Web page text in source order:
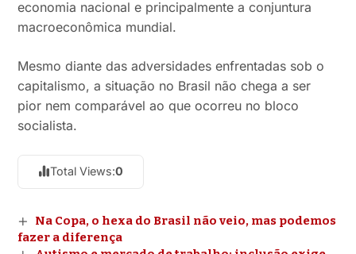
economia nacional e principalmente a conjuntura
macroeconômica mundial.
Mesmo diante das adversidades enfrentadas sob o
capitalismo, a situação no Brasil não chega a ser
pior nem comparável ao que ocorreu no bloco
socialista.
Total Views:0
Na Copa, o hexa do Brasil não veio, mas podemos
fazer a diferença